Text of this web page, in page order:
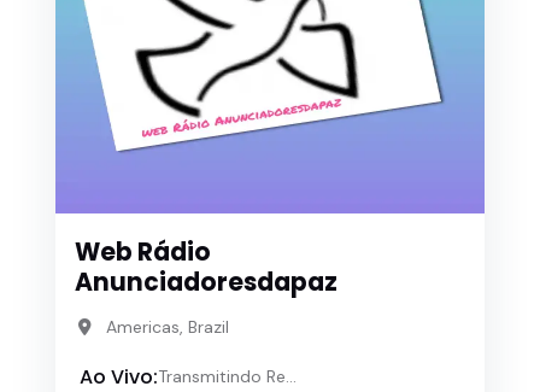
Web Rádio
Anunciadoresdapaz
Americas, Brazil
Ao Vivo:Transmitindo Re...